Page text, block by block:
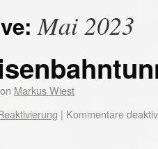
Mai 2023
Markus Wiest
| Kommentare